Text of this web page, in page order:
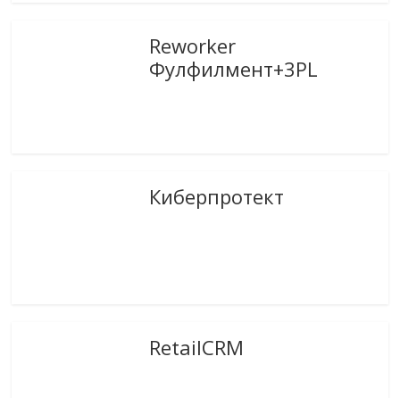
Reworker
Фулфилмент+3PL
Киберпротект
RetailCRM